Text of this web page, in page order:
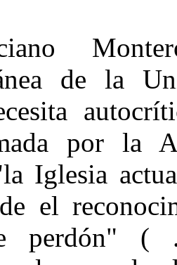
de la
por la
Iglesia
el
perdón" (